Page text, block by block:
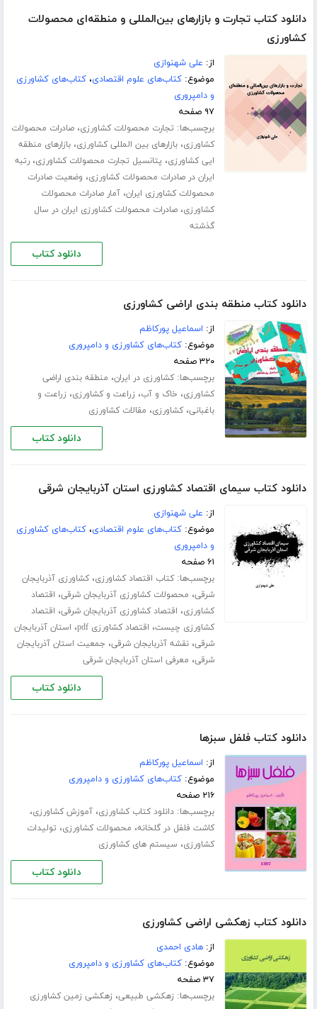
دانلود کتاب تجارت و بازارهای بین‌المللی و منطقه‌ای محصولات
کشاورزی
از: علی شهنوازی
موضوع:کتاب‌های علوم اقتصادی،کتاب‌های کشاورزی
و دامپروری
۹۷ صفحه
برچسب‌ها: تجارت محصولات کشاورزی،صادرات محصولات
کشاورزی،بازارهای بین المللی کشاورزی،بازارهای منطقه
ایی کشاورزی، پتانسیل تجارت محصولات کشاورزی،رتبه
ایران در صادرات محصولات کشاورزی، وضعیت صادرات
محصولات کشاورزی ایران،آمار صادرات محصولات
کشاورزی،صادرات محصولات کشاورزی ایران در سال
گذشته
دانلود کتاب
دانلود کتاب منطقه بندی اراضی کشاورزی
از: اسماعیل پورکاظم
موضوع:کتاب‌های کشاورزی و دامپروری
۳۲۰ صفحه
برچسب‌ها:کشاورزی در ایران، منطقه بندی اراضی
کشاورزی، خاک و آب، زراعت و کشاورزی، زراعت و
باغبانی،کشاورزی، مقالات کشاورزی
دانلود کتاب
دانلود کتاب سیمای اقتصاد کشاورزی استان آذربایجان شرقی
از: علی شهنوازی
موضوع:کتاب‌های علوم اقتصادی،کتاب‌های کشاورزی
و دامپروری
۶۱ صفحه
برچسب‌ها:کتاب اقتصاد کشاورزی،کشاورزی آذربایجان
شرقی، محصولات کشاورزی آذربایجان شرقی، اقتصاد
کشاورزی، اقتصاد کشاورزی آذربایجان شرقی، اقتصاد
کشاورزی چیست، اقتصاد کشاورزی pdf ، استان آذربایجان
شرقی،نقشه آذربایجان شرقی، جمعیت استان آذربایجان
شرقی، معرفی استان آذربایجان شرقی
دانلود کتاب
دانلود کتاب فلفل سبزها
از: اسماعیل پورکاظم
موضوع:کتاب‌های کشاورزی و دامپروری
۲۱۶ صفحه
برچسب‌ها:دانلود کتاب کشاورزی،آموزش کشاورزی،
کاشت فلفل در گلخانه، محصولات کشاورزی، تولیدات
کشاورزی، سیستم های کشاورزی
دانلود کتاب
دانلود کتاب زهکشی اراضی کشاورزی
از:هادی احمدی
موضوع:کتاب‌های کشاورزی و دامپروری
۳۷ صفحه
برچسب‌ها: زهکشی طبیعی، زهکشی زمین کشاورزی